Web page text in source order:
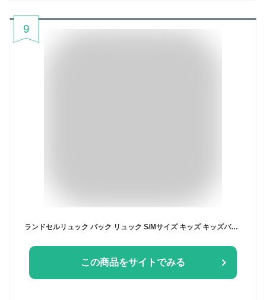
9
ランドセルリュック バック リュック S/Mサイズ キッズ キッズバック バックパック 入学グッズ 通学 小学生 入学準備 習い事 ジュニア用 子供用 低学年 高学年 送料無料 軽量 丈夫 塾 学童 おしゃれ 遠足 旅行 新商品 お祝い 入園グッズ 通園バッグ 学校用品
この商品をサイトでみる